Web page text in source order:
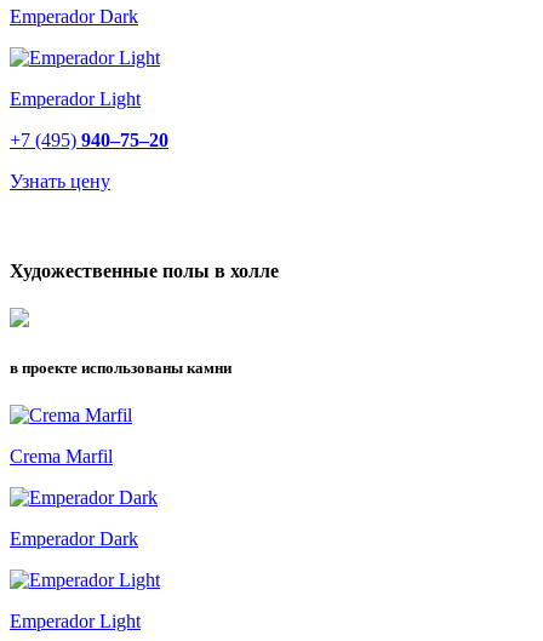
Emperador Dark
Emperador Light
+7 (495) 940–75–20
Узнать цену
Художественные полы в холле
в проекте использованы камни
Crema Marfil
Emperador Dark
Emperador Light